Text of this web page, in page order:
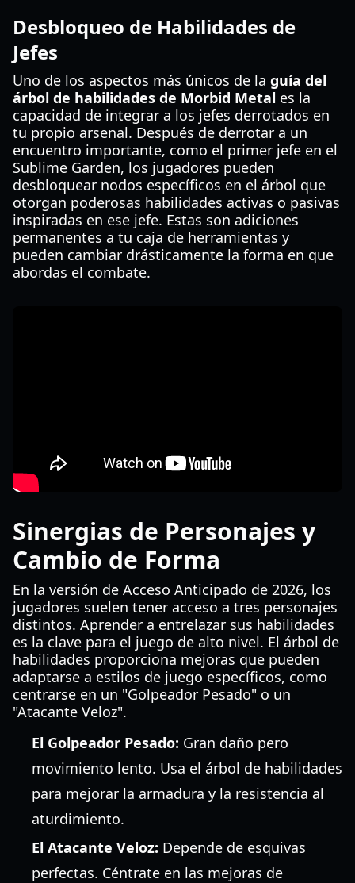
Desbloqueo de Habilidades de
Jefes
Uno de los aspectos más únicos de la guía del
árbol de habilidades de Morbid Metal es la
capacidad de integrar a los jefes derrotados en
tu propio arsenal. Después de derrotar a un
encuentro importante, como el primer jefe en el
Sublime Garden, los jugadores pueden
desbloquear nodos específicos en el árbol que
otorgan poderosas habilidades activas o pasivas
inspiradas en ese jefe. Estas son adiciones
permanentes a tu caja de herramientas y
pueden cambiar drásticamente la forma en que
abordas el combate.
Sinergias de Personajes y
Cambio de Forma
En la versión de Acceso Anticipado de 2026, los
jugadores suelen tener acceso a tres personajes
distintos. Aprender a entrelazar sus habilidades
es la clave para el juego de alto nivel. El árbol de
habilidades proporciona mejoras que pueden
adaptarse a estilos de juego específicos, como
centrarse en un "Golpeador Pesado" o un
"Atacante Veloz".
El Golpeador Pesado: Gran daño pero
movimiento lento. Usa el árbol de habilidades
para mejorar la armadura y la resistencia al
aturdimiento.
El Atacante Veloz: Depende de esquivas
perfectas. Céntrate en las mejoras de